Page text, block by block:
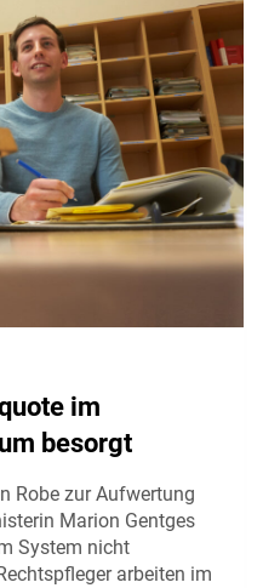
im
besorgt
Robe zur Aufwertung
Marion Gentges
System nicht
arbeiten im